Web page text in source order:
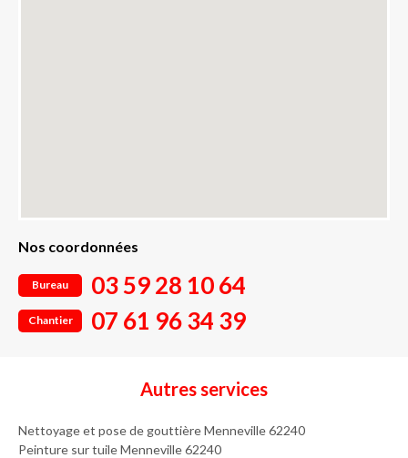
Nos coordonnées
Bureau 03 59 28 10 64
Chantier 07 61 96 34 39
Autres services
Nettoyage et pose de gouttière Menneville 62240
Peinture sur tuile Menneville 62240